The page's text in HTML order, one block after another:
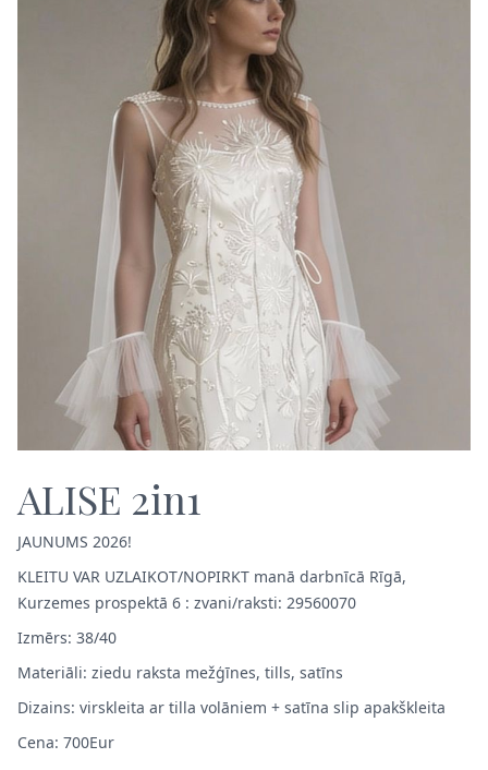
ALISE 2in1
JAUNUMS 2026!
KLEITU VAR UZLAIKOT/NOPIRKT manā darbnīcā Rīgā,
Kurzemes prospektā 6 : zvani/raksti: 29560070
Izmērs: 38/40
Materiāli: ziedu raksta mežģīnes, tills, satīns
Dizains: virskleita ar tilla volāniem + satīna slip apakškleita
Cena: 700Eur